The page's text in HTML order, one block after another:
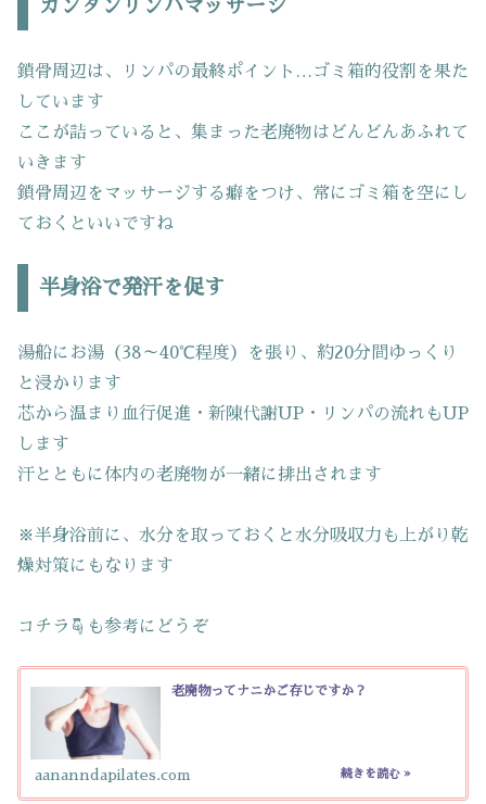
カンタンリンパマッサージ
鎖骨周辺は、リンパの最終ポイント…ゴミ箱的役割を果た
しています
ここが詰っていると、集まった老廃物はどんどんあふれて
いきます
鎖骨周辺をマッサージする癖をつけ、常にゴミ箱を空にし
ておくといいですね
半身浴で発汗を促す
湯船にお湯（38～40℃程度）を張り、約20分間ゆっくり
と浸かります
芯から温まり血行促進・新陳代謝UP・リンパの流れもUP
します
汗とともに体内の老廃物が一緒に排出されます
※半身浴前に、水分を取っておくと水分吸収力も上がり乾
燥対策にもなります
コチラ☟も参考にどうぞ
老廃物ってナニかご存じですか？
aananndapilates.com